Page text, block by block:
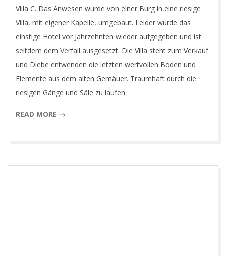
Villa C. Das Anwesen wurde von einer Burg in eine riesige
Villa, mit eigener Kapelle, umgebaut. Leider wurde das
einstige Hotel vor Jahrzehnten wieder aufgegeben und ist
seitdem dem Verfall ausgesetzt. Die Villa steht zum Verkauf
und Diebe entwenden die letzten wertvollen Böden und
Elemente aus dem alten Gemäuer. Traumhaft durch die
riesigen Gänge und Säle zu laufen.
READ MORE →